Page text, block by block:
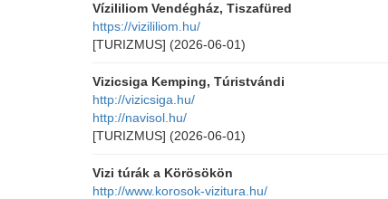
Vízililiom Vendégház, Tiszafüred
https://vizililiom.hu/
[TURIZMUS] (2026-06-01)
Vizicsiga Kemping, Túristvándi
http://vizicsiga.hu/
http://navisol.hu/
[TURIZMUS] (2026-06-01)
Vizi túrák a Körösökön
http://www.korosok-vizitura.hu/